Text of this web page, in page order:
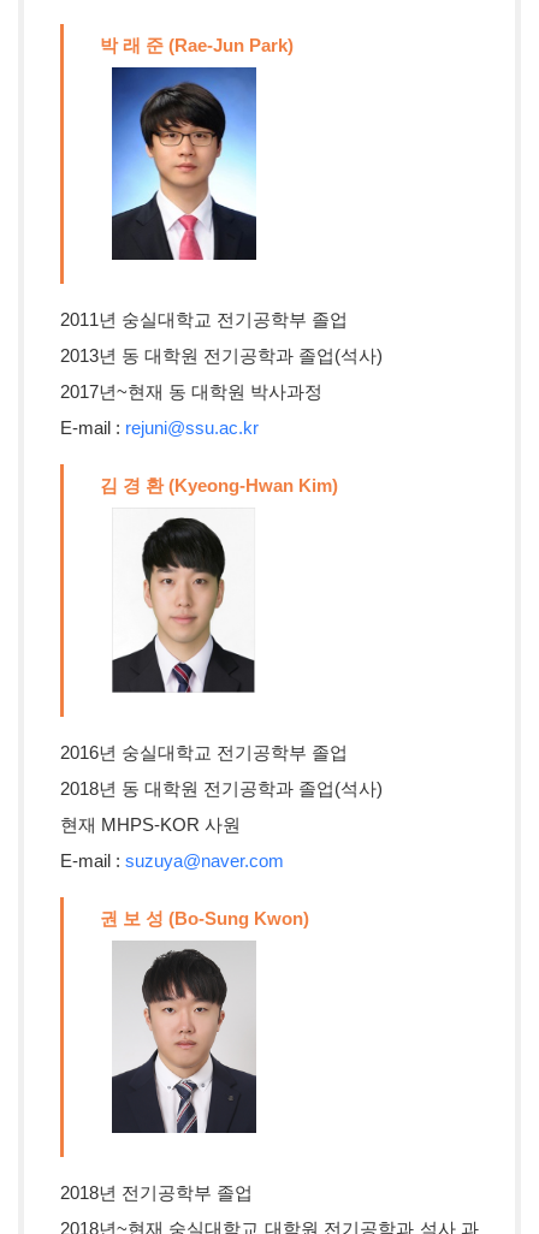
박 래 준 (Rae-Jun Park)
2011년 숭실대학교 전기공학부 졸업
2013년 동 대학원 전기공학과 졸업(석사)
2017년~현재 동 대학원 박사과정
E-mail : rejuni@ssu.ac.kr
김 경 환 (Kyeong-Hwan Kim)
2016년 숭실대학교 전기공학부 졸업
2018년 동 대학원 전기공학과 졸업(석사)
현재 MHPS-KOR 사원
E-mail : suzuya@naver.com
권 보 성 (Bo-Sung Kwon)
2018년 전기공학부 졸업
2018년~현재 숭실대학교 대학원 전기공학과 석사 과